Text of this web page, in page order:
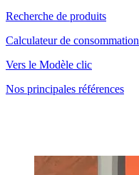
Recherche de produits
Calculateur de consommation
Vers le Modèle clic
Nos principales références